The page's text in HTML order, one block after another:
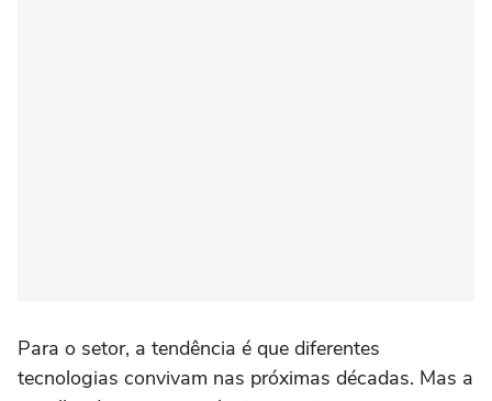
Para o setor, a tendência é que diferentes
tecnologias convivam nas próximas décadas. Mas a